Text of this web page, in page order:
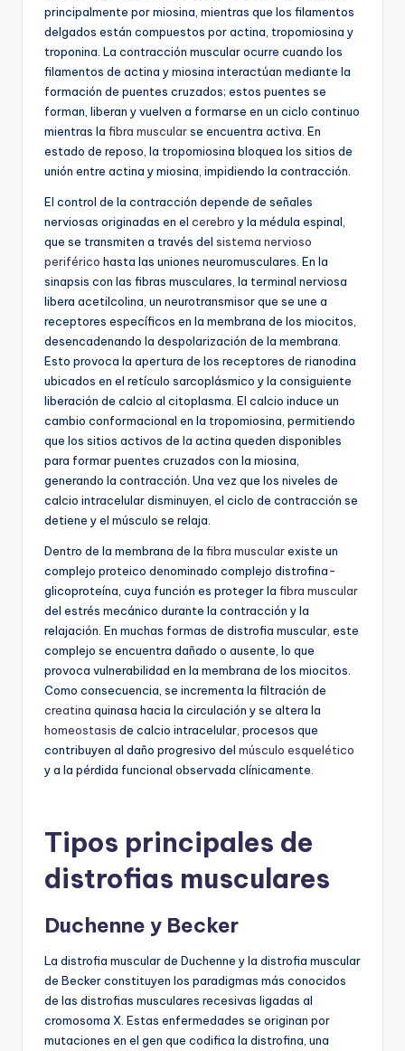
principalmente por miosina, mientras que los filamentos
delgados están compuestos por actina, tropomiosina y
troponina. La contracción muscular ocurre cuando los
filamentos de actina y miosina interactúan mediante la
formación de puentes cruzados; estos puentes se
forman, liberan y vuelven a formarse en un ciclo continuo
mientras la fibra muscularse encuentra activa. En
estado de reposo, la tropomiosina bloquea los sitios de
unión entre actina y miosina, impidiendo la contracción.
El control de la contracción depende de señales
nerviosas originadas en el cerebro y la médula espinal,
que se transmiten a través del sistema nervioso
periférico hasta las uniones neuromusculares. En la
sinapsis con las fibras musculares, la terminal nerviosa
libera acetilcolina, un neurotransmisor que se une a
receptores específicos en la membrana de los miocitos,
desencadenando la despolarización de la membrana.
Esto provoca la apertura de los receptores de rianodina
ubicados en el retículo sarcoplásmico y la consiguiente
liberación de calcio al citoplasma. El calcio induce un
cambio conformacional en la tropomiosina, permitiendo
que los sitios activos de la actina queden disponibles
para formar puentes cruzados con la miosina,
generando la contracción. Una vez que los niveles de
calcio intracelular disminuyen, el ciclo de contracción se
detiene y el músculo se relaja.
Dentro de la membrana de la fibra muscularexiste un
complejo proteico denominado complejo distrofina-
glicoproteína, cuya función es proteger la fibra muscular
del estrés mecánico durante la contracción y la
relajación. En muchas formas de distrofia muscular, este
complejo se encuentra dañado o ausente, lo que
provoca vulnerabilidad en la membrana de los miocitos.
Como consecuencia, se incrementa la filtración de
creatina quinasa hacia la circulación y se altera la
homeostasis de calcio intracelular, procesos que
contribuyen al daño progresivo del músculo esquelético
y a la pérdida funcional observada clínicamente.
Tipos principales de
distrofias musculares
Duchenne y Becker
La distrofia muscular de Duchenne y la distrofia muscular
de Becker constituyen los paradigmas más conocidos
de las distrofias musculares recesivas ligadas al
cromosoma X. Estas enfermedades se originan por
mutaciones en el gen que codifica la distrofina, una